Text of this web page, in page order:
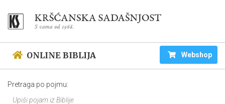
ONLINE BIBLIJA Webshop
Pretraga po pojmu: